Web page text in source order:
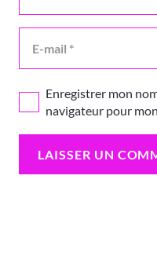
Enregistrer mon
navigateur pour
LAISSER UN